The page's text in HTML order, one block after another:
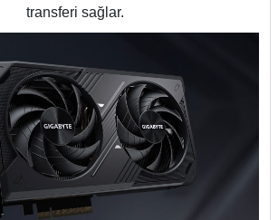
transferi sağlar.